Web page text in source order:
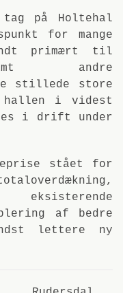
på Holtehal
for mange
primært til
andre
stillede store
i videst
i drift under
stået for
af bedre
lettere ny